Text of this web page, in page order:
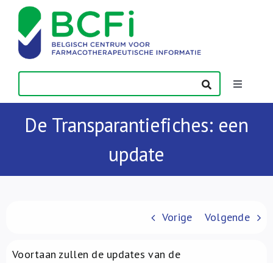
content
Toggle
Nieuws
De Transparantiefiches: een
update
Vorige Volgende
Voortaan zullen de updates van de